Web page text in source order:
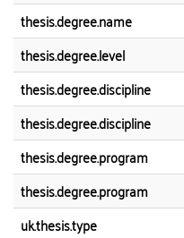
thesis.degree.name
thesis.degree.level
thesis.degree.discipline
thesis.degree.discipline
thesis.degree.program
thesis.degree.program
uk.thesis.type